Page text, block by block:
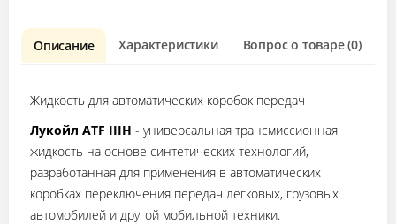
Описание Характеристики Вопрос о товаре (0)
Жидкость для автоматических коробок передач
Лукойл ATF IIIH - универсальная трансмиссионная
жидкость на основе синтетических технологий,
разработанная для применения в автоматических
коробках переключения передач легковых, грузовых
автомобилей и другой мобильной техники.